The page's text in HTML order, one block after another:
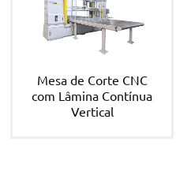
Mesa de Corte CNC
com Lâmina Contínua
Vertical